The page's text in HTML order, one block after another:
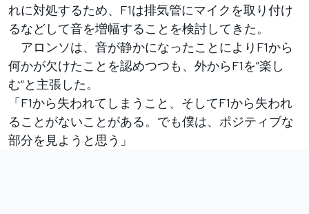
れに対処するため、F1は排気管にマイクを取り付け
るなどして音を増幅することを検討してきた。
アロンソは、音が静かになったことによりF1から
何かが欠けたことを認めつつも、外からF1を”楽し
む”と主張した。
「F1から失われてしまうこと、そしてF1から失われ
ることがないことがある。でも僕は、ポジティブな
部分を見ようと思う」